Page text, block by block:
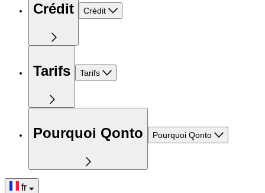
Crédit Crédit
Tarifs Tarifs
Pourquoi Qonto Pourquoi Qonto
fr